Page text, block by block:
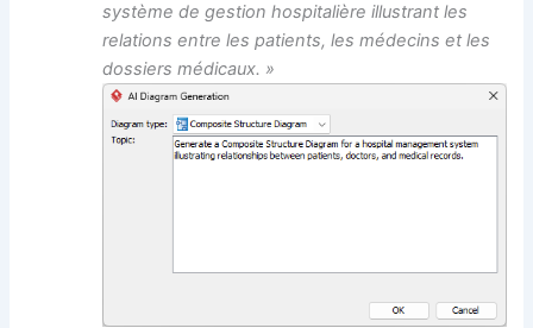
système de gestion hospitalière illustrant les
relations entre les patients, les médecins et les
dossiers médicaux. »